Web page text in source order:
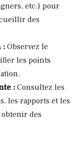
etc.) pour
des
: Observez le
les points
: Consultez les
les rapports et les
des